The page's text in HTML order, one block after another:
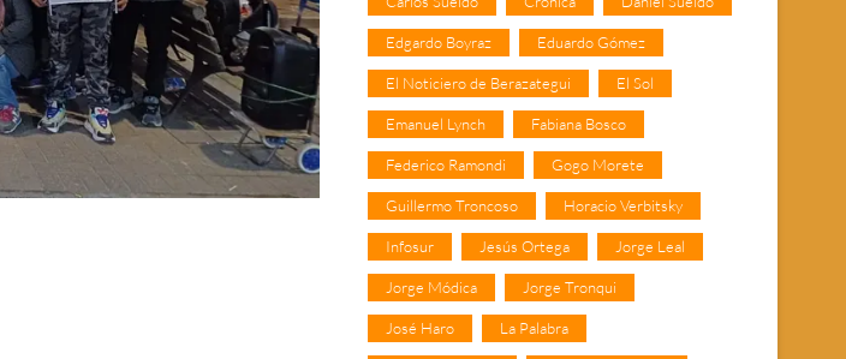
Edgardo Boyraz Eduardo Gómez
El Noticiero de Berazategui El Sol
Emanuel Lynch Fabiana Bosco
Federico Ramondi Gogo Morete
Guillermo Troncoso Horacio Verbitsky
Infosur Jesús Ortega Jorge Leal
Jorge Módica Jorge Tronqui
José Haro La Palabra